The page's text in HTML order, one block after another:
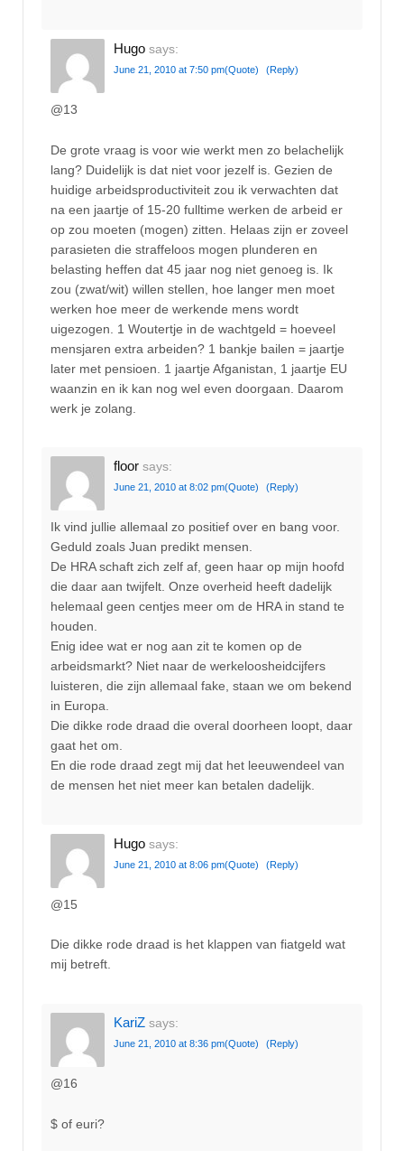
Hugo says:
June 21, 2010 at 7:50 pm(Quote) (Reply)
@13
De grote vraag is voor wie werkt men zo belachelijk
lang? Duidelijk is dat niet voor jezelf is. Gezien de
huidige arbeidsproductiviteit zou ik verwachten dat
na een jaartje of 15-20 fulltime werken de arbeid er
op zou moeten (mogen) zitten. Helaas zijn er zoveel
parasieten die straffeloos mogen plunderen en
belasting heffen dat 45 jaar nog niet genoeg is. Ik
zou (zwat/wit) willen stellen, hoe langer men moet
werken hoe meer de werkende mens wordt
uigezogen. 1 Woutertje in de wachtgeld = hoeveel
mensjaren extra arbeiden? 1 bankje bailen = jaartje
later met pensioen. 1 jaartje Afganistan, 1 jaartje EU
waanzin en ik kan nog wel even doorgaan. Daarom
werk je zolang.
floor says:
June 21, 2010 at 8:02 pm(Quote) (Reply)
Ik vind jullie allemaal zo positief over en bang voor.
Geduld zoals Juan predikt mensen.
De HRA schaft zich zelf af, geen haar op mijn hoofd
die daar aan twijfelt. Onze overheid heeft dadelijk
helemaal geen centjes meer om de HRA in stand te
houden.
Enig idee wat er nog aan zit te komen op de
arbeidsmarkt? Niet naar de werkeloosheidcijfers
luisteren, die zijn allemaal fake, staan we om bekend
in Europa.
Die dikke rode draad die overal doorheen loopt, daar
gaat het om.
En die rode draad zegt mij dat het leeuwendeel van
de mensen het niet meer kan betalen dadelijk.
Hugo says:
June 21, 2010 at 8:06 pm(Quote) (Reply)
@15
Die dikke rode draad is het klappen van fiatgeld wat
mij betreft.
KariZ says:
June 21, 2010 at 8:36 pm(Quote) (Reply)
@16
$ of euri?